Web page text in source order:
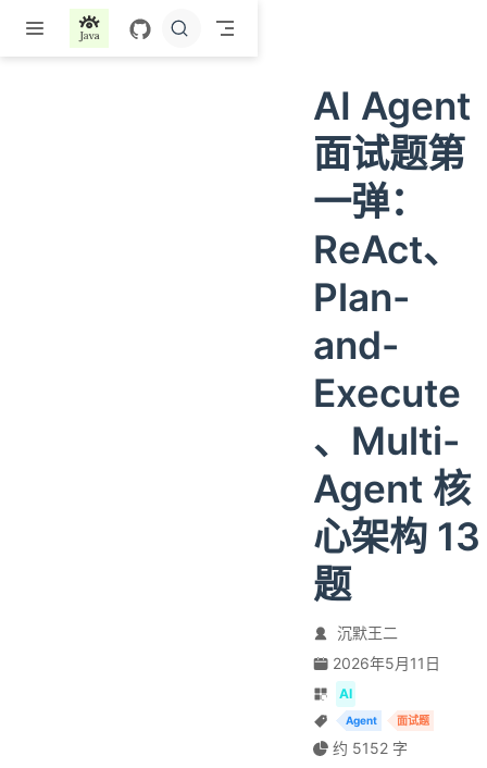
跳至主要內容
AI Agent
面试题第
一弹：
ReAct、
Plan-
and-
Execute
、Multi-
Agent 核
心架构 13
题
沉默王二
2026年5月11日
AI
Agent 面试题
约 5152 字